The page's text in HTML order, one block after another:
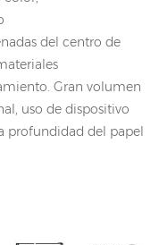
del centro de
Gran volumen
uso de dispositivo
profundidad del papel